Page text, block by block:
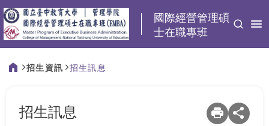
:::
國際經營管理碩
士在職專班
招生資訊 招生訊息
招生訊息